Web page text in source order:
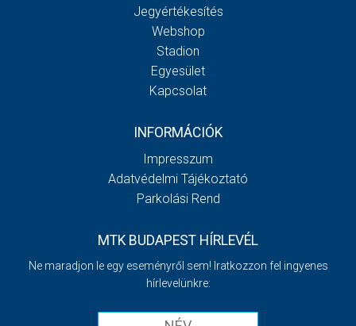
Jegyértékesítés
Webshop
Stadion
Egyesület
Kapcsolat
INFORMÁCIÓK
Impresszum
Adatvédelmi Tájékoztató
Parkolási Rend
MTK BUDAPEST HÍRLEVÉL
Ne maradjon le egy eseményről sem! Iratkozzon fel ingyenes
hírlevelünkre: